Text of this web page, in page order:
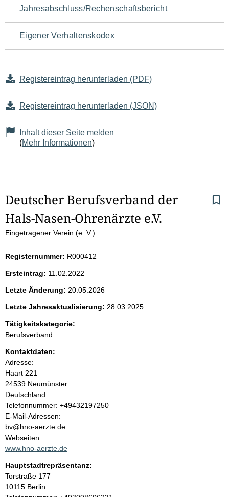
Jahresabschluss/Rechenschaftsbericht
Eigener Verhaltenskodex
Registereintrag herunterladen (PDF)
Registereintrag herunterladen (JSON)
Inhalt dieser Seite melden
(Mehr Informationen)
S
e
t
e
n
i
n
h
a
l
t
Deutscher Berufsverband der
Hals-Nasen-Ohrenärzte e.V.
Eingetragener Verein (e. V.)
Registernummer: R000412
Ersteintrag: 11.02.2022
Letzte Änderung: 20.05.2026
Letzte Jahresaktualisierung: 28.03.2025
Tätigkeitskategorie:
Berufsverband
Kontaktdaten:
Adresse:
Haart 221
24539 Neumünster
Deutschland
K
o
n
t
a
t
n
Telefonnummer: +49432197250
E-Mail-Adressen:
bv@hno-aerzte.de
Webseiten:
www.hno-aerzte.de
Hauptstadtrepräsentanz:
A
d
Torstraße 177
10115 Berlin